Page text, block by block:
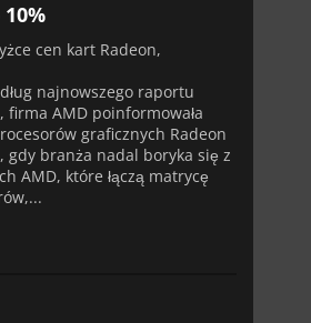
cen kart Radeon,
najnowszego raportu
AMD poinformowała
graficznych Radeon
gdy branża nadal boryka się z
AMD, które łączą matrycę